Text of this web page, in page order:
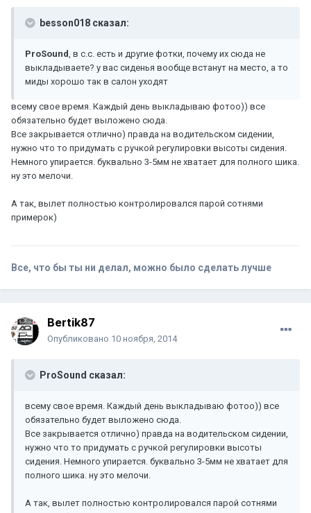
besson018 сказал:
ProSound, в с.с. есть и другие фотки, почему их сюда не
выкладываете? у вас сиденья вообще встанут на место, а то
миды хорошо так в салон уходят
всему свое время. Каждый день выкладываю фотоо)) все
обязательно будет выложено сюда.
Все закрывается отлично) правда на водительском сидении,
нужно что то придумать с ручкой регулировки высоты сидения.
Немного упирается. буквально 3-5мм не хватает для полного шика.
ну это мелочи.
А так, вылет полностью контролировался парой сотнями
примерок)
Все, что бы ты ни делал, можно было сделать лучше
Bertik87
Опубликовано 10 ноября, 2014
ProSound сказал:
всему свое время. Каждый день выкладываю фотоо)) все
обязательно будет выложено сюда.
Все закрывается отлично) правда на водительском сидении,
нужно что то придумать с ручкой регулировки высоты
сидения. Немного упирается. буквально 3-5мм не хватает для
полного шика. ну это мелочи.
А так, вылет полностью контролировался парой сотнями